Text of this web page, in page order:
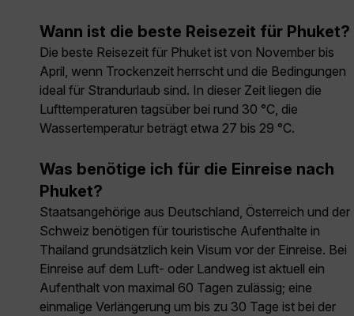
Wann ist die beste Reisezeit für Phuket?
Die beste Reisezeit für Phuket ist von November bis
April, wenn Trockenzeit herrscht und die Bedingungen
ideal für Strandurlaub sind. In dieser Zeit liegen die
Lufttemperaturen tagsüber bei rund 30 °C, die
Wassertemperatur beträgt etwa 27 bis 29 °C.
Was benötige ich für die Einreise nach
Phuket?
Staatsangehörige aus Deutschland, Österreich und der
Schweiz benötigen für touristische Aufenthalte in
Thailand grundsätzlich kein Visum vor der Einreise. Bei
Einreise auf dem Luft- oder Landweg ist aktuell ein
Aufenthalt von maximal 60 Tagen zulässig; eine
einmalige Verlängerung um bis zu 30 Tage ist bei der